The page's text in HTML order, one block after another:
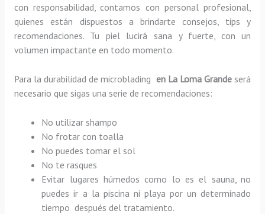
con responsabilidad, contamos con personal profesional,
quienes están dispuestos a brindarte consejos, tips y
recomendaciones. Tu piel lucirá sana y fuerte, con un
volumen impactante en todo momento.
Para la durabilidad de microblading en La Loma Grande será
necesario que sigas una serie de recomendaciones:
No utilizar shampo
No frotar con toalla
No puedes tomar el sol
No te rasques
Evitar lugares húmedos como lo es el sauna, no
puedes ir a la piscina ni playa por un determinado
tiempo después del tratamiento.